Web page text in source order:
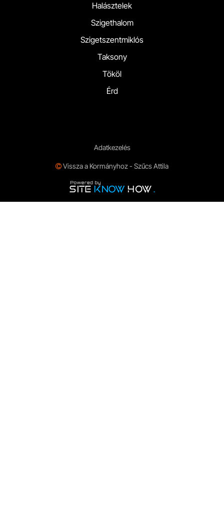
Halásztelek
Szigethalom
Szigetszentmiklós
Taksony
Tököl
Érd
Adatkezelés
 Vissza a Kormányhoz - Szűcs Attila